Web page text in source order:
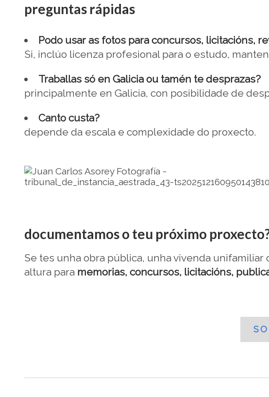
preguntas rápidas
Podo usar as fotos para concursos, licitacións,
Si, inclúo licenza profesional para o estudo,
Traballas só en Galicia ou tamén te desprazas?
principalmente en Galicia, con posibilidade de
Canto custa?
depende da escala e complexidade do proxecto.
documentamos o teu próximo
Se tes unha obra pública, unha vivenda
altura para memorias, concursos, licitacións,